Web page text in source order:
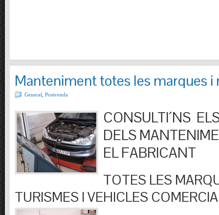
Manteniment totes les marques i
General Postvenda
CONSULTI´NS
DELS
EL FABRICANT
TOTES LES
TURISMES I VEHICLES